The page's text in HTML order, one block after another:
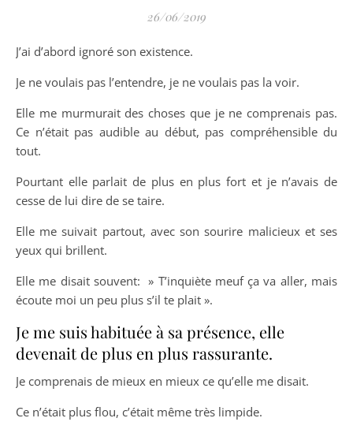
26/06/2019
J’ai d’abord ignoré son existence.
Je ne voulais pas l’entendre, je ne voulais pas la voir.
Elle me murmurait des choses que je ne comprenais pas.
Ce n’était pas audible au début, pas compréhensible du
tout.
Pourtant elle parlait de plus en plus fort et je n’avais de
cesse de lui dire de se taire.
Elle me suivait partout, avec son sourire malicieux et ses
yeux qui brillent.
Elle me disait souvent: » T’inquiète meuf ça va aller, mais
écoute moi un peu plus s’il te plait ».
Je me suis habituée à sa présence, elle
devenait de plus en plus rassurante.
Je comprenais de mieux en mieux ce qu’elle me disait.
Ce n’était plus flou, c’était même très limpide.